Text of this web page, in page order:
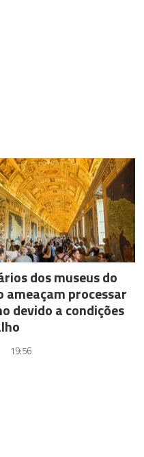
dos museus do
ameaçam processar
devido a condições
19:56